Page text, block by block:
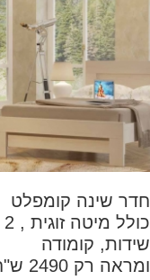
חדר שינה קומפלט
כולל מיטה זוגית , 2
שידות, קומודה
ומראה רק 2490 ש"ח